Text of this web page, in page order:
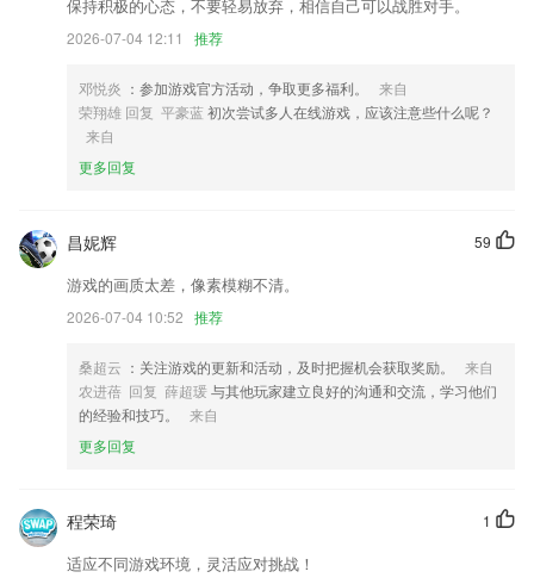
地铁数据更新至2022年1月
加强定线信息显示兼容边坡挡墙设计；
少量优化性能；
新的安全机制：对新设备登录及异常登录可能会要求进行验证。
新增快速发货
进行打分评论，说出您的使用经历，以帮助我们更好的对产品进行优化修
改。
保持积极的心态，不要轻易放弃，相信自己可以战胜对手。
2026-07-04 12:11 推荐
邓悦炎 ：参加游戏官方活动，争取更多福利。
来自
荣翔雄 回复 平豪蓝初次尝试多人在线游戏，应该注意些什么呢？
来自
更多回复
59
昌妮辉
游戏的画质太差，像素模糊不清。
2026-07-04 10:52 推荐
桑超云 ：关注游戏的更新和活动，及时把握机会获取奖励。
来自
农进蓓 回复 薛超瑗与其他玩家建立良好的沟通和交流，学习他们
的经验和技巧。
来自
更多回复
1
程荣琦
适应不同游戏环境，灵活应对挑战！